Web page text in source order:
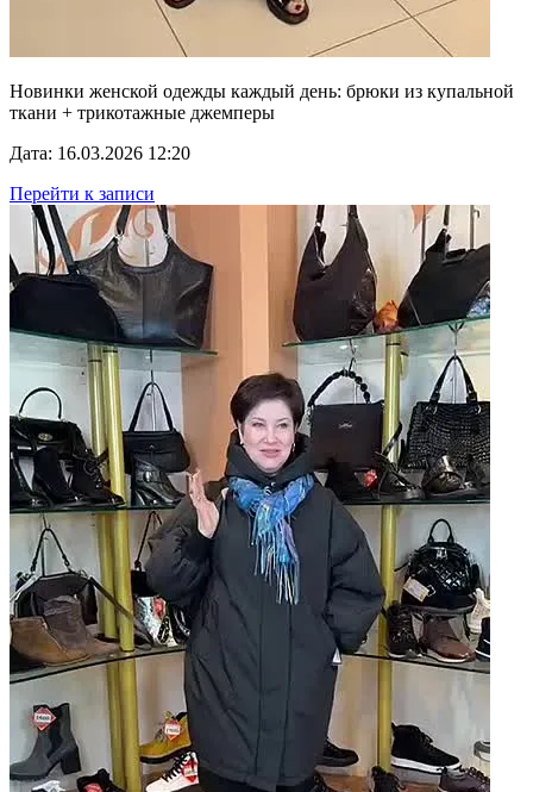
Новинки женской одежды каждый день: брюки из купальной
ткани + трикотажные джемперы
Дата: 16.03.2026 12:20
Перейти к записи